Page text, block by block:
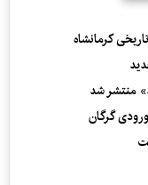
کرمانشاه
منتشر شد
گرگان